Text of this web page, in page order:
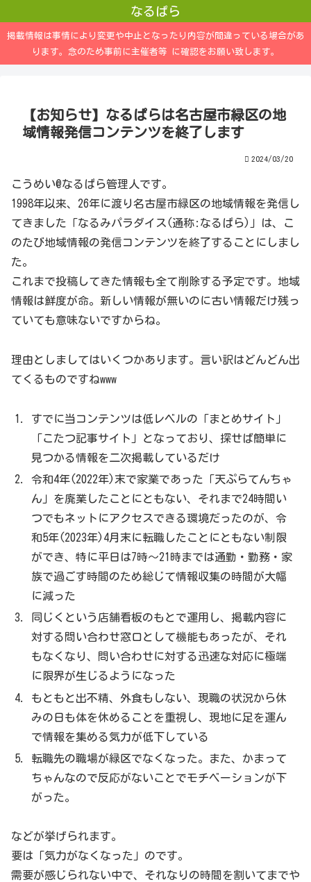
なるぱら
掲載情報は事情により変更や中止となったり内容が間違っている場合があ
ります。念のため事前に主催者等 に確認をお願い致します。
【お知らせ】なるぱらは名古屋市緑区の地
域情報発信コンテンツを終了します
2024/03/20
こうめい@なるぱら管理人です。
1998年以来、26年に渡り名古屋市緑区の地域情報を発信し
てきました「なるみパラダイス(通称:なるぱら)」は、こ
のたび地域情報の発信コンテンツを終了することにしまし
た。
これまで投稿してきた情報も全て削除する予定です。地域
情報は鮮度が命。新しい情報が無いのに古い情報だけ残っ
ていても意味ないですからね。
理由としましてはいくつかあります。言い訳はどんどん出
てくるものですねwww
すでに当コンテンツは低レベルの「まとめサイト」
「こたつ記事サイト」となっており、探せば簡単に
見つかる情報を二次掲載しているだけ
令和4年(2022年)末で家業であった「天ぷらてんちゃ
ん」を廃業したことにともない、それまで24時間い
つでもネットにアクセスできる環境だったのが、令
和5年(2023年)4月末に転職したことにともない制限
ができ、特に平日は7時～21時までは通勤・勤務・家
族で過ごす時間のため総じて情報収集の時間が大幅
に減った
同じくという店舗看板のもとで運用し、掲載内容に
対する問い合わせ窓口として機能もあったが、それ
もなくなり、問い合わせに対する迅速な対応に極端
に限界が生じるようになった
もともと出不精、外食もしない、現職の状況から休
みの日も体を休めることを重視し、現地に足を運ん
で情報を集める気力が低下している
転職先の職場が緑区でなくなった。また、かまって
ちゃんなので反応がないことでモチベーションが下
がった。
などが挙げられます。
要は「気力がなくなった」のです。
需要が感じられない中で、それなりの時間を割いてまでや